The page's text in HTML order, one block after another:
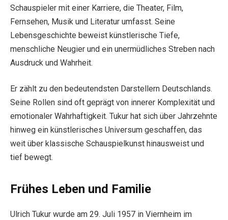
Schauspieler mit einer Karriere, die Theater, Film,
Fernsehen, Musik und Literatur umfasst. Seine
Lebensgeschichte beweist künstlerische Tiefe,
menschliche Neugier und ein unermüdliches Streben nach
Ausdruck und Wahrheit.
Er zählt zu den bedeutendsten Darstellern Deutschlands.
Seine Rollen sind oft geprägt von innerer Komplexität und
emotionaler Wahrhaftigkeit. Tukur hat sich über Jahrzehnte
hinweg ein künstlerisches Universum geschaffen, das
weit über klassische Schauspielkunst hinausweist und
tief bewegt.
Frühes Leben und Familie
Ulrich Tukur wurde am 29. Juli 1957 in Viernheim im